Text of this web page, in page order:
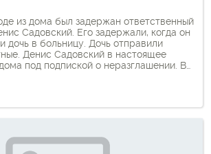
из дома был задержан ответственный
Садовский. Его задержали, когда он
дочь в больницу. Дочь отправили
Денис Садовский в настоящее
под подпиской о неразглашении. В
также стало известно, что был задержан